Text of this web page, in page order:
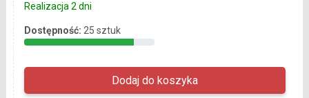
Realizacja 2 dni
Dostępność: 25 sztuk